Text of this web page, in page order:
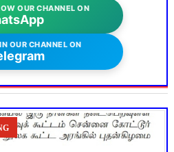
OUR CHANNEL ON
OUR CHANNEL ON